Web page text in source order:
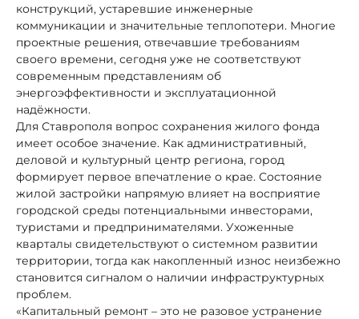
конструкций, устаревшие инженерные
коммуникации и значительные теплопотери. Многие
проектные решения, отвечавшие требованиям
своего времени, сегодня уже не соответствуют
современным представлениям об
энергоэффективности и эксплуатационной
надёжности.
Для Ставрополя вопрос сохранения жилого фонда
имеет особое значение. Как административный,
деловой и культурный центр региона, город
формирует первое впечатление о крае. Состояние
жилой застройки напрямую влияет на восприятие
городской среды потенциальными инвесторами,
туристами и предпринимателями. Ухоженные
кварталы свидетельствуют о системном развитии
территории, тогда как накопленный износ неизбежно
становится сигналом о наличии инфраструктурных
проблем.
«Капитальный ремонт – это не разовое устранение